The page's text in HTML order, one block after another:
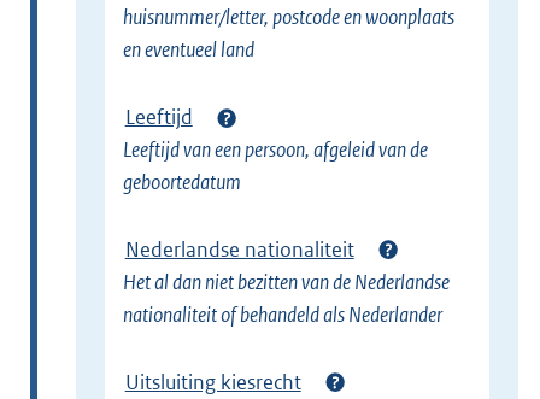
huisnummer/letter, postcode en woonplaats
en eventueel land
Leeftijd
Leeftijd van een persoon, afgeleid van de
geboortedatum
Nederlandse nationaliteit
Het al dan niet bezitten van de Nederlandse
nationaliteit of behandeld als Nederlander
Uitsluiting kiesrecht